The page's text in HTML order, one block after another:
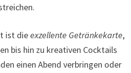
ist dieexzellente Getränkekarte,
bis hin zu kreativen Cocktails
einen Abend verbringen oder